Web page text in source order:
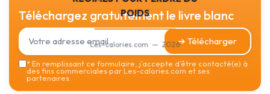
poids
Les-calories.com — 2026
Téléchargez gratuitement le livre blanc
➔ Télécharger
*En remplissant ce formulaire, j’accepte d’être contacté(e) à
des fins commerciales par Les-calories.com et ses
partenaires.